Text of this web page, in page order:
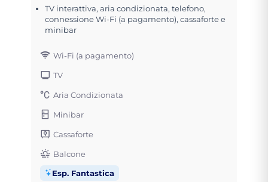
TV interattiva, aria condizionata, telefono,
connessione Wi-Fi (a pagamento), cassaforte e
minibar
Wi-Fi (a pagamento)
TV
Aria Condizionata
Minibar
Cassaforte
Balcone
Esp. Fantastica